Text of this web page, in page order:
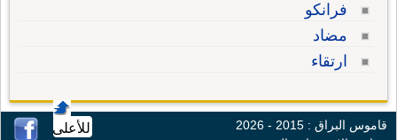
فرانكو
مضاد
ارتقاء
للأعلى
قاموس البراق : 2015 - 2026